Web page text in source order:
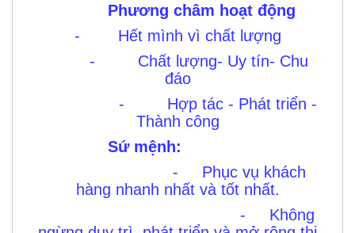
Phương châm hoạt động
- Hết mình vì chất lượng
- Chất lượng- Uy tín- Chu
đáo
- Hợp tác - Phát triển -
Thành công
Sứ mệnh:
- Phục vụ khách
hàng nhanh nhất và tốt nhất.
- Không